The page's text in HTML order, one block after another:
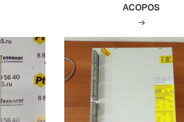
ACOPOS